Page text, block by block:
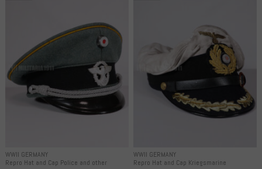
WWII GERMANY
Repro Hat and Cap Police and other
WWII GERMANY
Repro Hat and Cap Kriegsmarine